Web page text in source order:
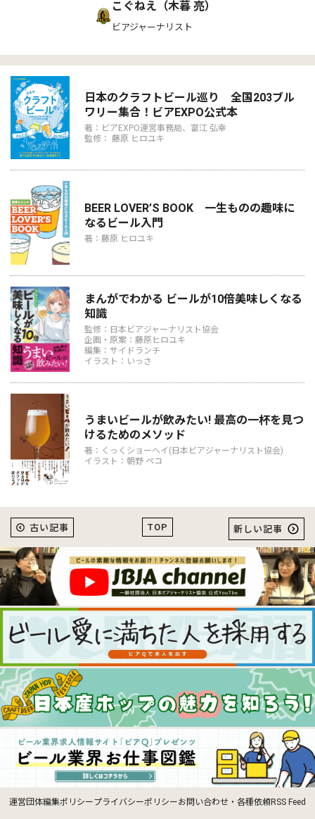
こぐねえ（木暮 亮）
ビアジャーナリスト
日本のクラフトビール巡り 全国203ブル
ワリー集合！ビアEXPO公式本
著：ビアEXPO運営事務局、富江 弘幸
監修： 藤原 ヒロユキ
BEER LOVER’S BOOK 一生ものの趣味に
なるビール入門
著：藤原 ヒロユキ
まんがでわかる ビールが10倍美味しくなる
知識
監修：日本ビアジャーナリスト協会
企画・原案：藤原ヒロユキ
編集：サイドランチ
イラスト：いっさ
うまいビールが飲みたい! 最高の一杯を見つ
けるためのメソッド
著：くっくショーヘイ(日本ビアジャーナリスト協会)
イラスト：朝野 ペコ
TOP
古い記事 新しい記事
運営団体編集ポリシープライバシーポリシーお問い合わせ・各種依頼RSS Feed